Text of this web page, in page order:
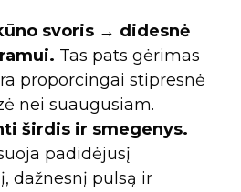
svoris → didesnė
Tas pats gėrimas
proporcingai stipresnė
nei suaugusiam.
širdis ir smegenys.
padidėjusį
dažnesnį pulsą ir